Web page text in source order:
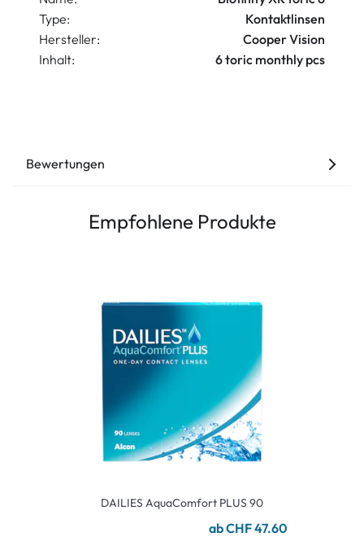
Type:
Kontaktlinsen
Hersteller:
Cooper Vision
Inhalt:
6 toric monthly pcs
Bewertungen
Empfohlene Produkte
DAILIES AquaComfort PLUS 90
ab CHF 47.60